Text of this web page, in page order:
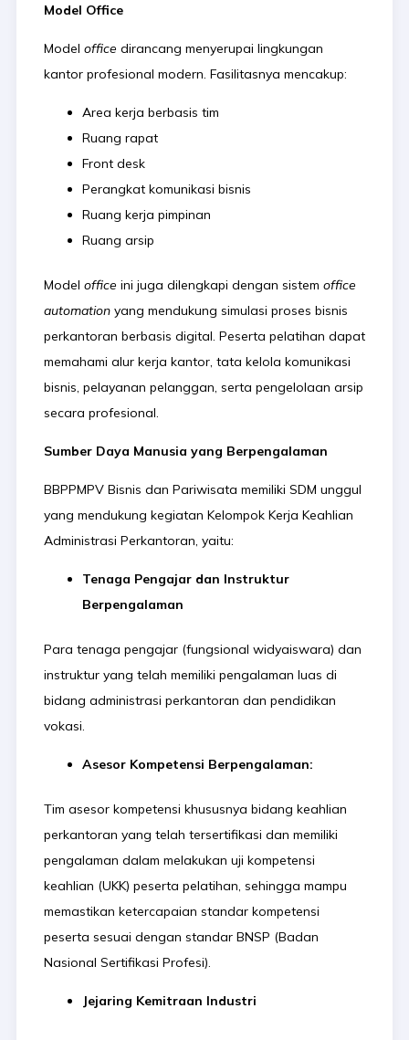
Model Office
Model office dirancang menyerupai lingkungan
kantor profesional modern. Fasilitasnya mencakup:
Area kerja berbasis tim
Ruang rapat
Front desk
Perangkat komunikasi bisnis
Ruang kerja pimpinan
Ruang arsip
Model office ini juga dilengkapi dengan sistem office
automationyang mendukung simulasi proses bisnis
perkantoran berbasis digital. Peserta pelatihan dapat
memahami alur kerja kantor, tata kelola komunikasi
bisnis, pelayanan pelanggan, serta pengelolaan arsip
secara profesional.
Sumber Daya Manusia yang Berpengalaman
BBPPMPV Bisnis dan Pariwisata memiliki SDM unggul
yang mendukung kegiatan Kelompok Kerja Keahlian
Administrasi Perkantoran, yaitu:
Tenaga Pengajar dan Instruktur
Berpengalaman
Para tenaga pengajar (fungsional widyaiswara) dan
instruktur yang telah memiliki pengalaman luas di
bidang administrasi perkantoran dan pendidikan
vokasi.
Asesor Kompetensi Berpengalaman:
Tim asesor kompetensi khususnya bidang keahlian
perkantoran yang telah tersertifikasi dan memiliki
pengalaman dalam melakukan uji kompetensi
keahlian (UKK) peserta pelatihan, sehingga mampu
memastikan ketercapaian standar kompetensi
peserta sesuai dengan standar BNSP (Badan
Nasional Sertifikasi Profesi).
Jejaring Kemitraan Industri